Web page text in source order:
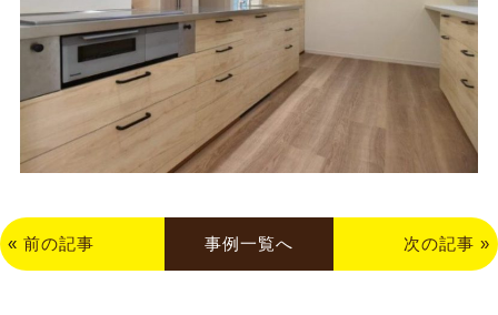
«前の記事 事例一覧へ 次の記事 »